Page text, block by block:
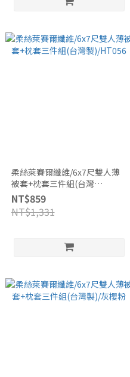
柔絲萊賽爾纖維/6x7尺雙人薄
被套+枕套三件組(台灣
製)/HT056
NT$859
NT$1,331